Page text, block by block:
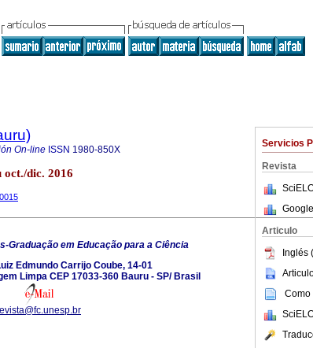
Servicios
Revista
Articulo
Inglés
Como
On-line ISSN 1980-850X
oct./dic. 2016
Graduação em Educação para a Ciência
Edmundo Carrijo Coube, 14-01
Limpa CEP 17033-360 Bauru - SP/ Brasil